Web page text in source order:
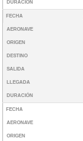
DURACIÓN
FECHA
AERONAVE
ORIGEN
DESTINO
SALIDA
LLEGADA
DURACIÓN
FECHA
AERONAVE
ORIGEN